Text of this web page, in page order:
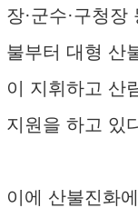
장·군수·구청
불부터 대형 산
이 지휘하고 산
지원을 하고 있
이에 산불진화